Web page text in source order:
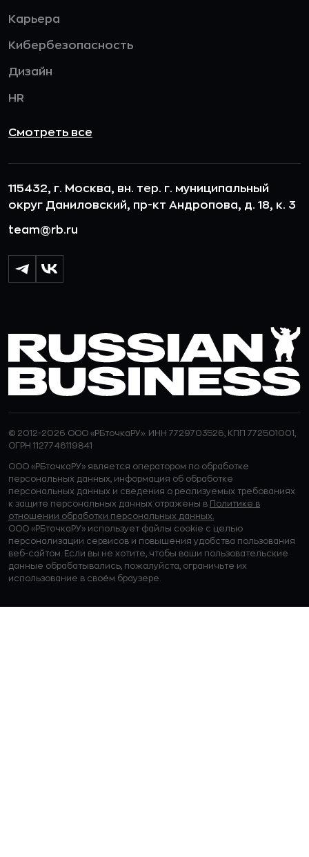
Карьера
Кибербезопасность
Дизайн
HR
Смотреть все
115432, г. Москва, вн. тер. г. муниципальный
округ Даниловский, пр-кт Андропова, д. 18, к. 3
team@rb.ru
© 2012-2026 ООО «РБточкаРУ». ИНН 7729703526, КПП 772501001,
ОГРН 1127746119841
ООО «РБточкаРУ» является оператором по обработке
персональных данных, информация об обработке
персональных данных и сведения о реализуемых требованиях
к защите персональных данных отражены в Политике в
отношении обработки персональных данных.
ООО «РБточкаРУ» использует файлы cookie с целью
персонализации сервисов и повышения удобства пользования
веб-сайтом. Если вы не хотите, чтобы ваши пользовательские
данные обрабатывались, пожалуйста, ограничьте их
использование в своём браузере.